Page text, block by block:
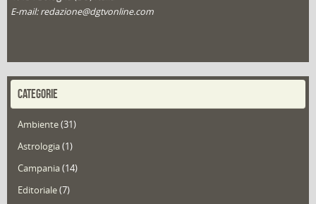
E-mail: redazione@dgtvonline.com
CATEGORIE
Ambiente(31)
Astrologia(1)
Campania(14)
Editoriale(7)